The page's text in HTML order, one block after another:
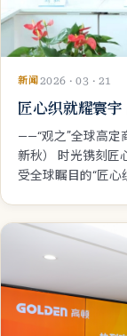
新闻 2026 · 03 · 21
匠心织就耀寰
——“观之”全球高定
新秋） 时光镌刻匠
受全球瞩目的“匠心